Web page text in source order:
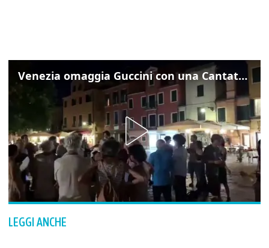
Venezia omaggia Guccini con una Cantata Anarchica in campo Santa Margherita
LEGGI ANCHE